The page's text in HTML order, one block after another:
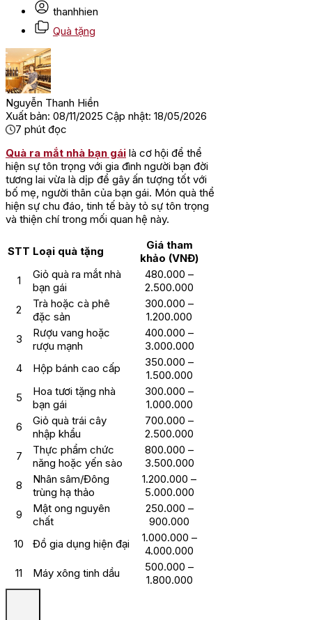
thanhhien
Quà tặng
Nguyễn Thanh Hiền
Xuất bản: 08/11/2025 Cập nhật: 18/05/2026
7 phút đọc
Quà ra mắt nhà bạn gái là cơ hội để thể
hiện sự tôn trọng với gia đình người bạn đời
tương lai vừa là dịp để gây ấn tượng tốt với
bố mẹ, người thân của bạn gái. Món quà thể
hiện sự chu đáo, tinh tế bày tỏ sự tôn trọng
và thiện chí trong mối quan hệ này.
STT Loại quà tặng
Giá tham
khảo (VNĐ)
1
Giỏ quà ra mắt nhà
bạn gái
480.000 –
2.500.000
2
Trà hoặc cà phê
đặc sản
300.000 –
1.200.000
3
Rượu vang hoặc
rượu mạnh
400.000 –
3.000.000
4
Hộp bánh cao cấp
350.000 –
1.500.000
5
Hoa tươi tặng nhà
bạn gái
300.000 –
1.000.000
6
Giỏ quà trái cây
nhập khẩu
700.000 –
2.500.000
7
Thực phẩm chức
năng hoặc yến sào
800.000 –
3.500.000
8
Nhân sâm/Đông
trùng hạ thảo
1.200.000 –
5.000.000
9
Mật ong nguyên
chất
250.000 –
900.000
10
Đồ gia dụng hiện đại
1.000.000 –
4.000.000
11
Máy xông tinh dầu
500.000 –
1.800.000